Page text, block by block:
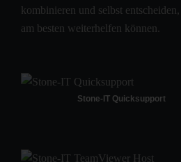
kombinieren und selbst
am besten weiterhelfen können.
Stone-IT Quicksupport